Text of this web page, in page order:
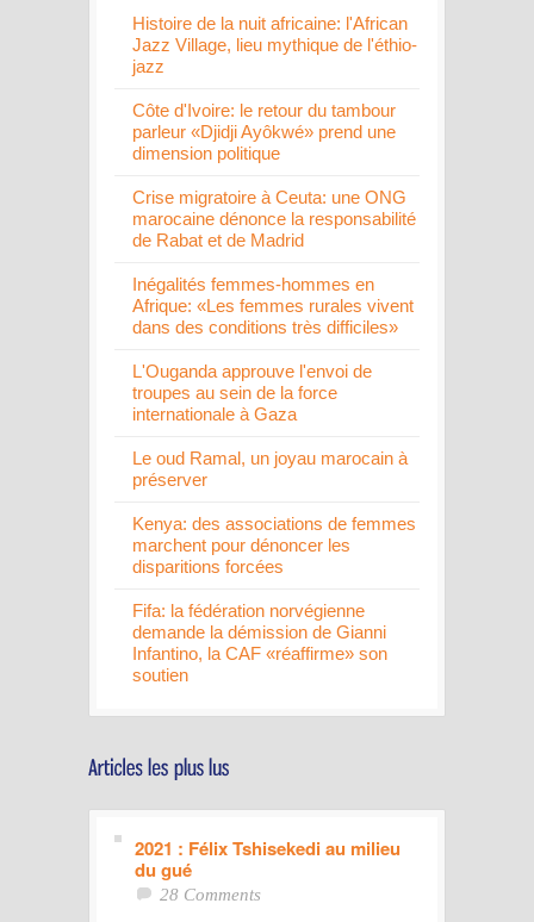
Histoire de la nuit africaine: l'African
Jazz Village, lieu mythique de l'éthio-
jazz
Côte d'Ivoire: le retour du tambour
parleur «Djidji Ayôkwé» prend une
dimension politique
Crise migratoire à Ceuta: une ONG
marocaine dénonce la responsabilité
de Rabat et de Madrid
Inégalités femmes-hommes en
Afrique: «Les femmes rurales vivent
dans des conditions très difficiles»
L'Ouganda approuve l'envoi de
troupes au sein de la force
internationale à Gaza
Le oud Ramal, un joyau marocain à
préserver
Kenya: des associations de femmes
marchent pour dénoncer les
disparitions forcées
Fifa: la fédération norvégienne
demande la démission de Gianni
Infantino, la CAF «réaffirme» son
soutien
2021 : Félix Tshisekedi au milieu
du gué
28 Comments